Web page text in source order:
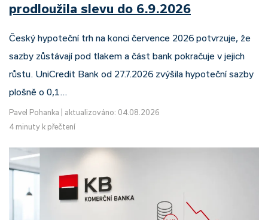
prodloužila slevu do 6.9.2026
Český hypoteční trh na konci července 2026 potvrzuje, že
sazby zůstávají pod tlakem a část bank pokračuje v jejich
růstu. UniCredit Bank od 27.7.2026 zvýšila hypoteční sazby
plošně o 0,1…
Pavel Pohanka
aktualizováno: 04.08.2026
4 minuty k přečtení